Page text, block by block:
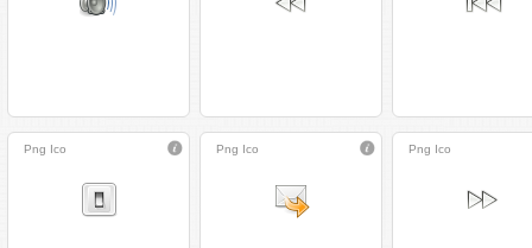
Png Ico Png Ico Png Ico